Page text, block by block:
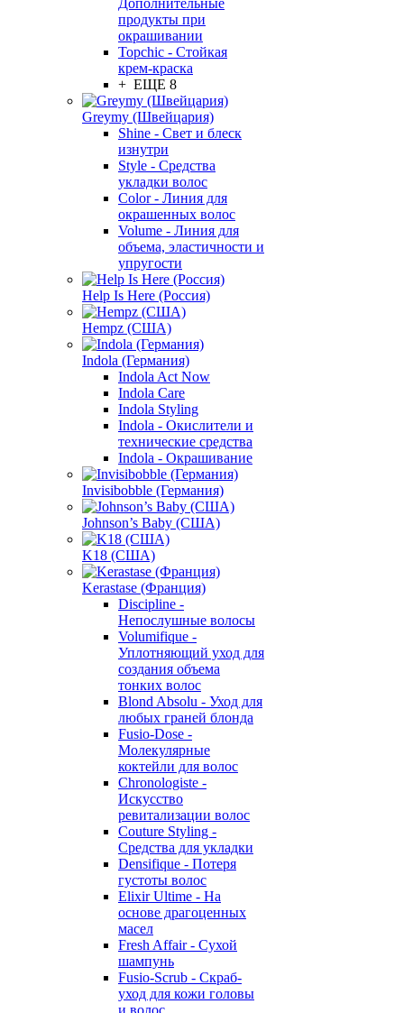
Дополнительные
продукты при
окрашивании
Topchic - Стойкая
крем-краска
+ ЕЩЕ 8
Greymy (Швейцария)
Shine - Свет и блеск
изнутри
Style - Средства
укладки волос
Color - Линия для
окрашенных волос
Volume - Линия для
объема, эластичности и
упругости
Help Is Here (Россия)
Hempz (США)
Indola (Германия)
Indola Act Now
Indola Care
Indola Styling
Indola - Окислители и
технические средства
Indola - Окрашивание
Invisibobble (Германия)
Johnson’s Baby (США)
K18 (США)
Kerastase (Франция)
Discipline -
Непослушные волосы
Volumifique -
Уплотняющий уход для
создания объема
тонких волос
Blond Absolu - Уход для
любых граней блонда
Fusio-Dose -
Молекулярные
коктейли для волос
Chronologiste -
Искусство
ревитализации волос
Couture Styling -
Средства для укладки
Densifique - Потеря
густоты волос
Elixir Ultime - На
основе драгоценных
масел
Fresh Affair - Сухой
шампунь
Fusio-Scrub - Скраб-
уход для кожи головы
и волос